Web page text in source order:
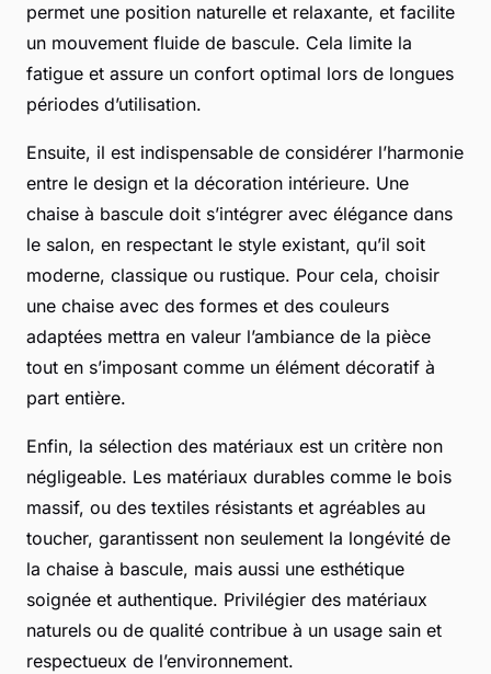
permet une position naturelle et relaxante, et facilite
un mouvement fluide de bascule. Cela limite la
fatigue et assure un confort optimal lors de longues
périodes d’utilisation.
Ensuite, il est indispensable de considérer l’harmonie
entre le design et la décoration intérieure. Une
chaise à bascule doit s’intégrer avec élégance dans
le salon, en respectant le style existant, qu’il soit
moderne, classique ou rustique. Pour cela, choisir
une chaise avec des formes et des couleurs
adaptées mettra en valeur l’ambiance de la pièce
tout en s’imposant comme un élément décoratif à
part entière.
Enfin, la sélection des matériaux est un critère non
négligeable. Les matériaux durables comme le bois
massif, ou des textiles résistants et agréables au
toucher, garantissent non seulement la longévité de
la chaise à bascule, mais aussi une esthétique
soignée et authentique. Privilégier des matériaux
naturels ou de qualité contribue à un usage sain et
respectueux de l’environnement.